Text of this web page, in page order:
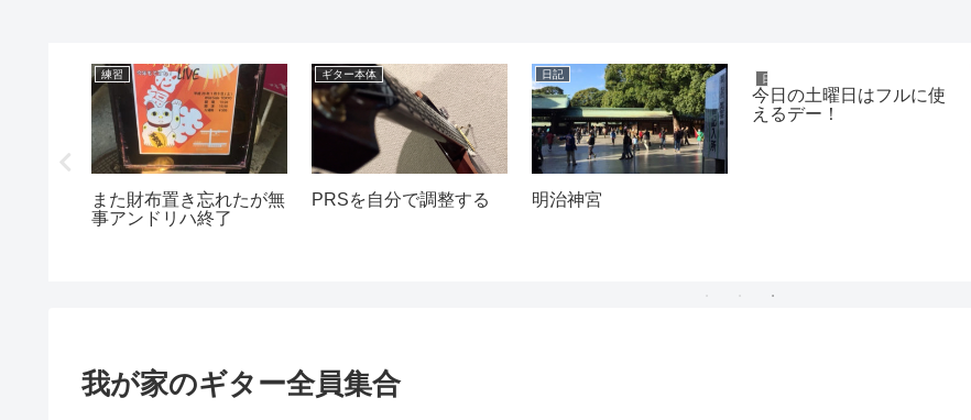
練習
また財布置き忘れたが無
事アンドリハ終了
ギター本体
PRSを自分で調整する
日記
明治神宮
日記
我が家のギター全員集合